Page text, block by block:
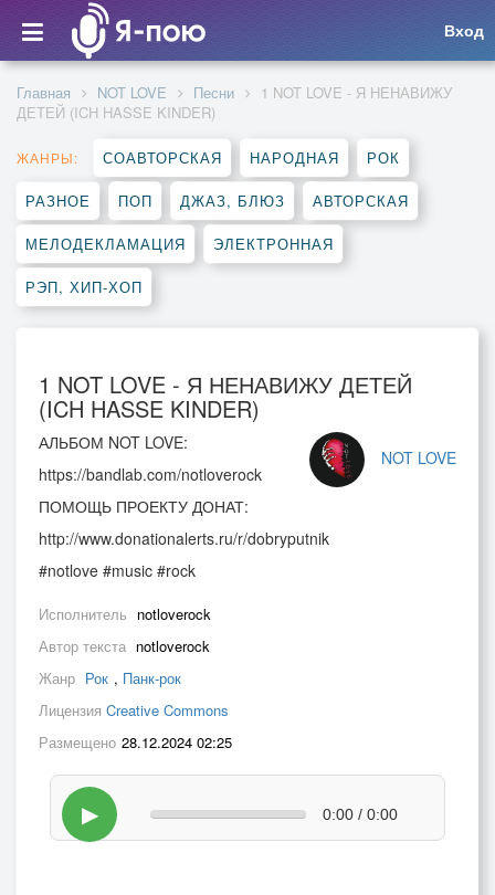
Вход
Главная NOT LOVE Песни
1 NOT LOVE - Я НЕНАВИЖУ
ДЕТЕЙ (ICH HASSE KINDER)
ЖАНРЫ: СОАВТОРСКАЯ НАРОДНАЯ РОК
РАЗНОЕ ПОП ДЖАЗ, БЛЮЗ АВТОРСКАЯ
МЕЛОДЕКЛАМАЦИЯ ЭЛЕКТРОННАЯ
РЭП, ХИП-ХОП
1 NOT LOVE - Я НЕНАВИЖУ ДЕТЕЙ
(ICH HASSE KINDER)
NOT LOVE
АЛЬБОМ NOT LOVE:
https://bandlab.com/notloverock
ПОМОЩЬ ПРОЕКТУ ДОНАТ:
http://www.donationalerts.ru/r/dobryputnik
#notlove #music #rock
Исполнитель notloverock
Автор текста notloverock
Жанр Рок , Панк-рок
Лицензия Creative Commons
Размещено 28.12.2024 02:25
▶ 0:00 / 0:00